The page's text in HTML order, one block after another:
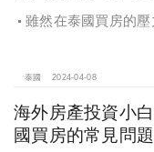
雖然在泰國買房的壓
泰國 2024-04-08
海外房產投資小
國買房的常見問